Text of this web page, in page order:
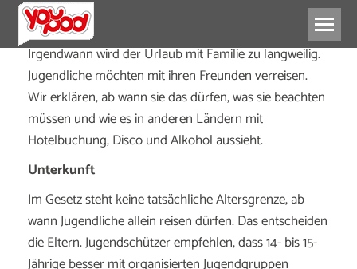
Irgendwann wird der Urlaub mit Familie zu langweilig.
Jugendliche möchten mit ihren Freunden verreisen.
Wir erklären, ab wann sie das dürfen, was sie beachten
müssen und wie es in anderen Ländern mit
Hotelbuchung, Disco und Alkohol aussieht.
Unterkunft
Im Gesetz steht keine tatsächliche Altersgrenze, ab
wann Jugendliche allein reisen dürfen. Das entscheiden
die Eltern. Jugendschützer empfehlen, dass 14- bis 15-
Jährige besser mit organisierten Jugendgruppen